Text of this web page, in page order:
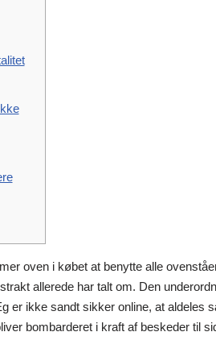
oven i købet at benytte alle
allerede har talt om. Den
er ikke sandt sikker online, at aldeles
bombarderet i kraft af beskeder til